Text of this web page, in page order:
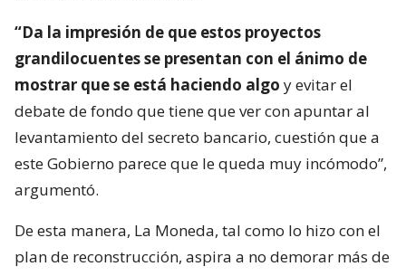
“Da la impresión de que estos proyectos
grandilocuentes se presentan con el ánimo de
mostrar que se está haciendo algo y evitar el
debate de fondo que tiene que ver con apuntar al
levantamiento del secreto bancario, cuestión que a
este Gobierno parece que le queda muy incómodo”,
argumentó.
De esta manera, La Moneda, tal como lo hizo con el
plan de reconstrucción, aspira a no demorar más de